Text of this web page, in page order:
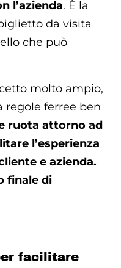
l’azienda. È la
da visita
che può
molto ampio,
regole ferree ben
ruota attorno ad
l’esperienza
e azienda.
finale di
facilitare